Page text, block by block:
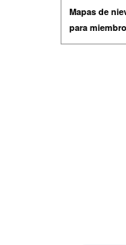
Mapas de
para